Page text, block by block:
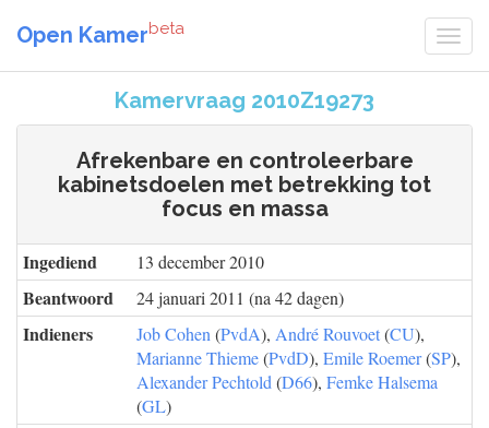
Open Kamerbeta
Kamervraag 2010Z19273
Afrekenbare en controleerbare
kabinetsdoelen met betrekking tot
focus en massa
Ingediend 13 december 2010
Beantwoord 24 januari 2011 (na 42 dagen)
Indieners Job Cohen (PvdA), André Rouvoet(CU),
Marianne Thieme(PvdD), Emile Roemer(SP),
Alexander Pechtold (D66), Femke Halsema
(GL)